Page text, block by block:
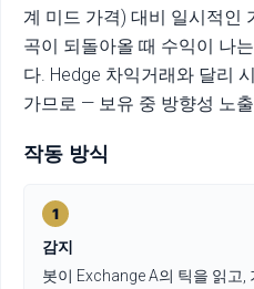
계 미드 가격) 대비 일시적인
곡이 되돌아올 때 수익이 나는
다. Hedge 차익거래와 달리
가므로 — 보유 중 방향성 노
작동 방식
1
감지
봇이 Exchange A의 틱을 읽고